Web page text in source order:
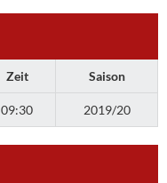
Zeit Saison
09:30 2019/20